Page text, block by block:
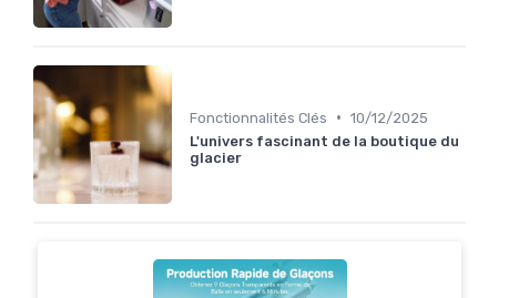
Fonctionnalités Clés • 10/12/2025
L'univers fascinant de la boutique du
glacier